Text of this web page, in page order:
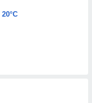
20°C